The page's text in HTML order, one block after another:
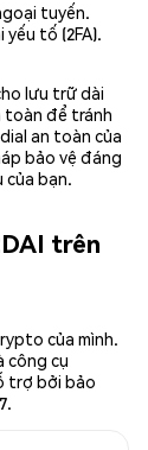
tuyến.
tố (2FA).
lưu trữ dài
toàn để tránh
an toàn của
bảo vệ đáng
của bạn.
trên
của mình.
công cụ
trợ bởi bảo